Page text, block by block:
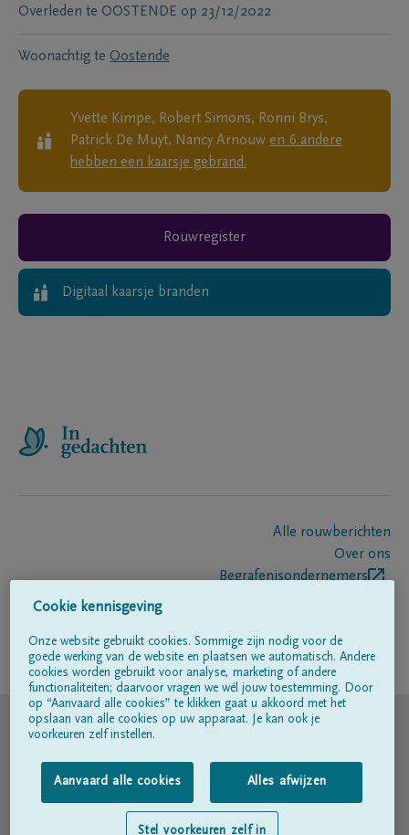
Overleden te OOSTENDE op 23/12/2022
Woonachtig te Oostende
Yvette Kimpe, Robert Simons, Ronni Brys,
Patrick De Muyt, Nancy Arnouw en 6 andere
hebben een kaarsje gebrand.
Rouwregister
Digitaal kaarsje branden
Alle rouwberichten
Over ons
Begrafenisondernemers
Volg ons op
© DELA
Gebruiksvoorwaarden
Privacyverklaring
Cookie kennisgeving
Onze website gebruikt cookies. Sommige zijn nodig voor de
goede werking van de website en plaatsen we automatisch. Andere
cookies worden gebruikt voor analyse, marketing of andere
functionaliteiten; daarvoor vragen we wél jouw toestemming. Door
op “Aanvaard alle cookies” te klikken gaat u akkoord met het
opslaan van alle cookies op uw apparaat. Je kan ook je
voorkeuren zelf instellen.
Aanvaard alle cookies Alles afwijzen
Stel voorkeuren zelf in